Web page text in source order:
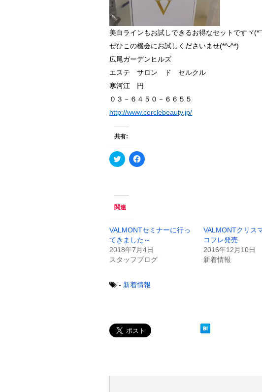
美白ラインもお試しできるお得なセットですヾ
ぜひこの機会にお試しくださいませ(*^-^*)
広尾ガーデンヒルズ
エステ サロン ド セルクル
寒河江 円
０３－６４５０－６６５５
http://www.cerclebeauty.jp/
共有:
ク
リ
T
w
i
e
r
で
共
有
(
い
ウ
開
き
ま
F
a
す
る
に
は
ク
リ
し
て
新
し
い
関連
VALMONTセミナーに行っ
てきました～
2018年7月4日
スタッフブログ
VALMONTクリス
コフレ発売
2016年12月10日
新着情報
- 新着情報